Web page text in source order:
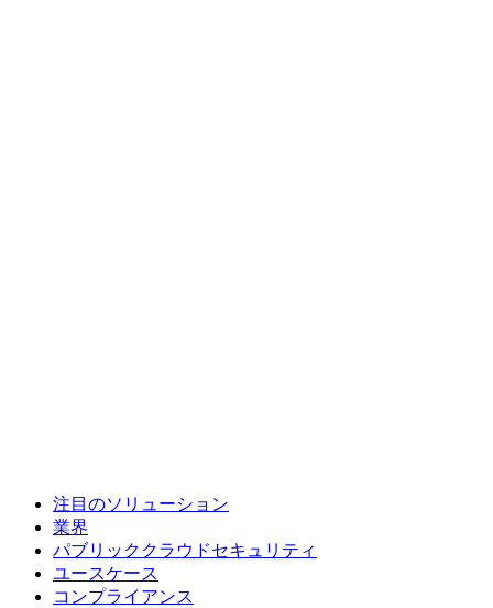
注目のソリューション
業界
パブリッククラウドセキュリティ
ユースケース
コンプライアンス